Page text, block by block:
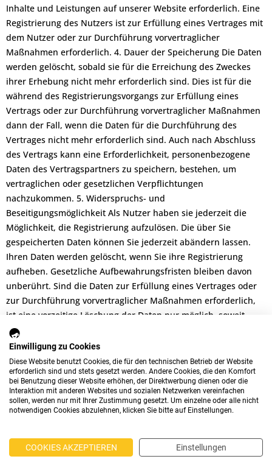
Inhalte und Leistungen auf unserer Website erforderlich. Eine
Registrierung des Nutzers ist zur Erfüllung eines Vertrages mit
dem Nutzer oder zur Durchführung vorvertraglicher
Maßnahmen erforderlich. 4. Dauer der Speicherung Die Daten
werden gelöscht, sobald sie für die Erreichung des Zweckes
ihrer Erhebung nicht mehr erforderlich sind. Dies ist für die
während des Registrierungsvorgangs zur Erfüllung eines
Vertrags oder zur Durchführung vorvertraglicher Maßnahmen
dann der Fall, wenn die Daten für die Durchführung des
Vertrages nicht mehr erforderlich sind. Auch nach Abschluss
des Vertrags kann eine Erforderlichkeit, personenbezogene
Daten des Vertragspartners zu speichern, bestehen, um
vertraglichen oder gesetzlichen Verpflichtungen
nachzukommen. 5. Widerspruchs- und
Beseitigungsmöglichkeit Als Nutzer haben sie jederzeit die
Möglichkeit, die Registrierung aufzulösen. Die über Sie
gespeicherten Daten können Sie jederzeit abändern lassen.
Ihren Daten werden gelöscht, wenn Sie ihre Registrierung
aufheben. Gesetzliche Aufbewahrungsfristen bleiben davon
unberührt. Sind die Daten zur Erfüllung eines Vertrages oder
zur Durchführung vorvertraglicher Maßnahmen erforderlich,
ist eine vorzeitige Löschung der Daten nur möglich, soweit
nicht vertragliche oder gesetzliche Verpflichtungen einer
Löschung entgegenstehen. IX. Kontaktformular und E-Mail-
Kontakt 1. Beschreibung und Umfang der Datenverarbeitung
Auf unserer Internetseite ist ein Kontaktformular vorhanden,
welches für die elektronische Kontaktaufnahme genutzt
werden kann. Nimmt ein Nutzer diese Möglichkeit wahr, so
werden die in der Eingabemaske eingegeben Daten an uns
Daten erhoben und übermittelt werden, ergibt sich aus der
Einwilligung zu Cookies
Diese Website benutzt Cookies, die für den technischen Betrieb der Website
erforderlich sind und stets gesetzt werden. Andere Cookies, die den Komfort
bei Benutzung dieser Website erhöhen, der Direktwerbung dienen oder die
Interaktion mit anderen Websites und sozialen Netzwerken vereinfachen
sollen, werden nur mit Ihrer Zustimmung gesetzt. Um einzelne oder alle nicht
notwendigen Cookies abzulehnen, klicken Sie bitte auf Einstellungen.
COOKIES AKZEPTIEREN Einstellungen